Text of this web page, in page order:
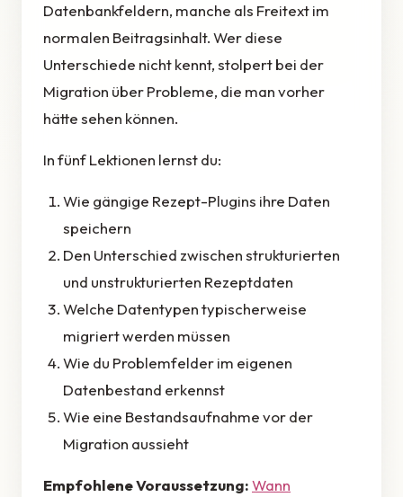
Datenbankfeldern, manche als Freitext im
normalen Beitragsinhalt. Wer diese
Unterschiede nicht kennt, stolpert bei der
Migration über Probleme, die man vorher
hätte sehen können.
In fünf Lektionen lernst du:
Wie gängige Rezept-Plugins ihre Daten
speichern
Den Unterschied zwischen strukturierten
und unstrukturierten Rezeptdaten
Welche Datentypen typischerweise
migriert werden müssen
Wie du Problemfelder im eigenen
Datenbestand erkennst
Wie eine Bestandsaufnahme vor der
Migration aussieht
Empfohlene Voraussetzung:Wann